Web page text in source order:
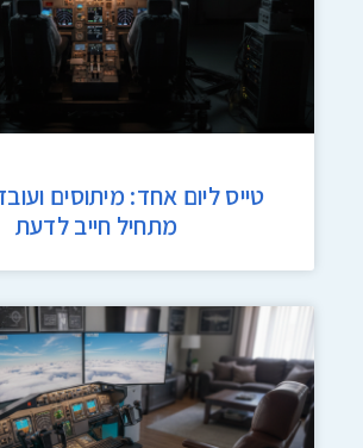
טייס ליום אחד: מיתוסים
מתחיל חייב לדעת